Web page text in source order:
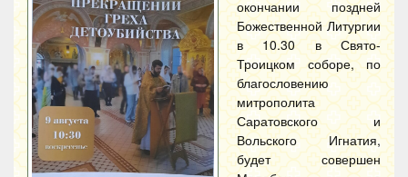
окончании поздней
Божественной Литургии
в 10.30 в Свято-
Троицком соборе, по
благословению
митрополита
Саратовского и
Вольского Игнатия,
будет совершен